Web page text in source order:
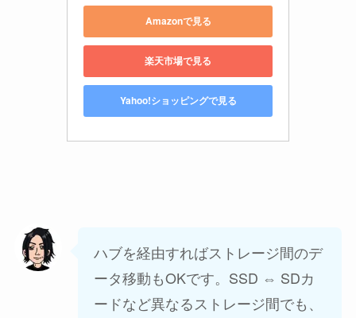
Amazonで見る
楽天市場で見る
Yahoo!ショッピングで見る
ハブを経由すればストレージ間のデ
ータ移動もOKです。SSD ⇔ SDカ
ードなど異なるストレージ間でも、